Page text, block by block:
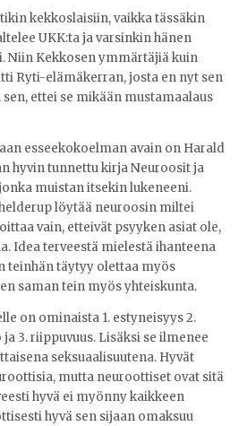
kekkoslaisiin, vaikka tässäkin
UKK:ta ja varsinkin hänen
Niin Kekkosen ymmärtäjiä kuin
Ryti-elämäkerran, josta en nyt sen
ettei se mikään mustamaalaus
esseekokoelman avain on Harald
hyvin tunnettu kirja Neuroosit ja
muistan itsekin lukeneeni.
löytää neuroosin miltei
vain, etteivät psyyken asiat ole,
Idea terveestä mielestä ihanteena
teinhän täytyy olettaa myös
saman tein myös yhteiskunta.
on ominaista 1. estyneisyys 2.
3. riippuvuus. Lisäksi se ilmenee
seksuaalisuutena. Hyvät
mutta neuroottiset ovat sitä
hyvä ei myönny kaikkeen
hyvä sen sijaan omaksuu